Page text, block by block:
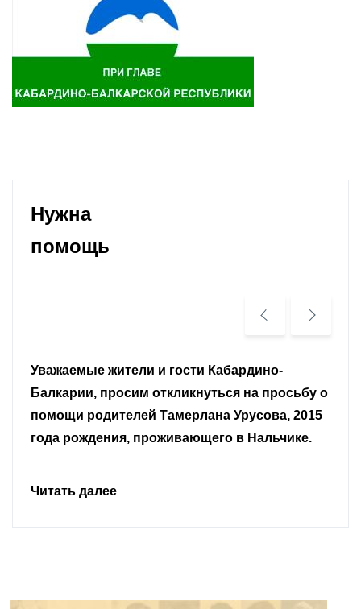
Нужна
помощь
Уважаемые земляки и все неравнодушные
граждане.
Читать далее